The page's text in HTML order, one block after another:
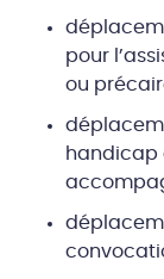
pour
ou
handicap